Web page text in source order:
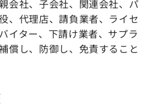
会社、子会社、関連会社、パ
、代理店、請負業者、ライセ
イター、下請け業者、サプラ
償し、防御し、免責すること